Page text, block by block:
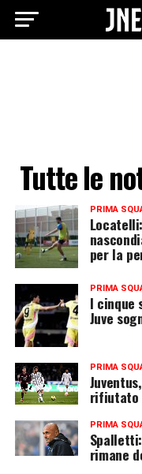
Tutte le
PRIMA
per la
PRIMA
I cinque
Juve
PRIMA
rifiutato
PRIMA
rimane